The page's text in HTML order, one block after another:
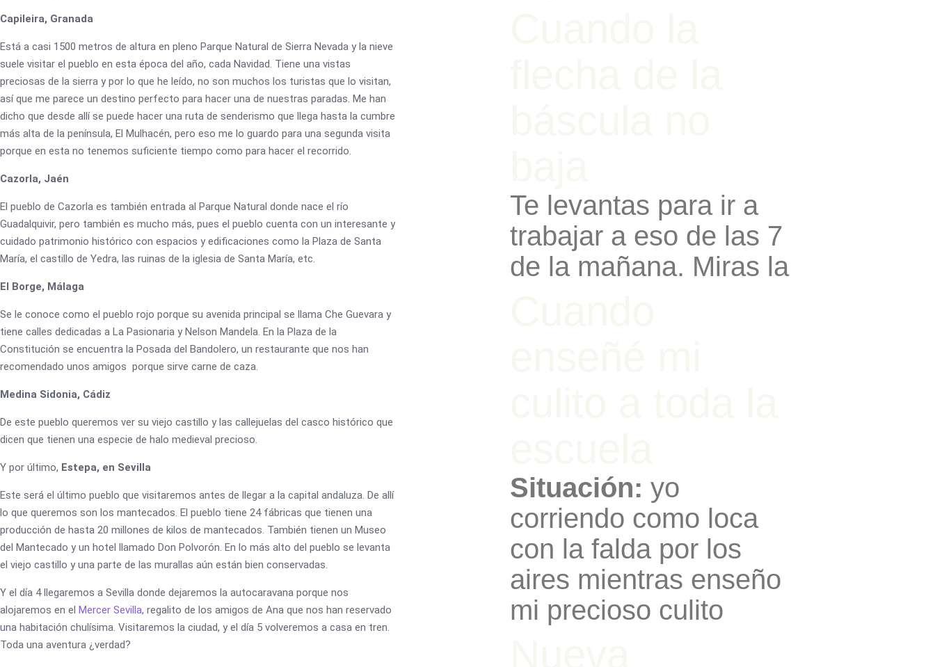
Capileira, Granada
Está a casi 1500 metros de altura en pleno Parque Natural de Sierra Nevada y la nieve
suele visitar el pueblo en esta época del año, cada Navidad. Tiene una vistas
preciosas de la sierra y por lo que he leído, no son muchos los turistas que lo visitan,
así que me parece un destino perfecto para hacer una de nuestras paradas. Me han
dicho que desde allí se puede hacer una ruta de senderismo que llega hasta la cumbre
más alta de la península, El Mulhacén, pero eso me lo guardo para una segunda visita
porque en esta no tenemos suficiente tiempo como para hacer el recorrido.
Cazorla, Jaén
El pueblo de Cazorla es también entrada al Parque Natural donde nace el río
Guadalquivir, pero también es mucho más, pues el pueblo cuenta con un interesante y
cuidado patrimonio histórico con espacios y edificaciones como la Plaza de Santa
María, el castillo de Yedra, las ruinas de la iglesia de Santa María, etc.
El Borge, Málaga
Se le conoce como el pueblo rojo porque su avenida principal se llama Che Guevara y
tiene calles dedicadas a La Pasionaria y Nelson Mandela. En la Plaza de la
Constitución se encuentra la Posada del Bandolero, un restaurante que nos han
recomendado unos amigos porque sirve carne de caza.
Medina Sidonia, Cádiz
De este pueblo queremos ver su viejo castillo y las callejuelas del casco histórico que
dicen que tienen una especie de halo medieval precioso.
Y por último, Estepa, en Sevilla
Este será el último pueblo que visitaremos antes de llegar a la capital andaluza. De allí
lo que queremos son los mantecados. El pueblo tiene 24 fábricas que tienen una
producción de hasta 20 millones de kilos de mantecados. También tienen un Museo
del Mantecado y un hotel llamado Don Polvorón. En lo más alto del pueblo se levanta
el viejo castillo y una parte de las murallas aún están bien conservadas.
Y el día 4 llegaremos a Sevilla donde dejaremos la autocaravana porque nos
alojaremos en el Mercer Sevilla, regalito de los amigos de Ana que nos han reservado
una habitación chulísima. Visitaremos la ciudad, y el día 5 volveremos a casa en tren.
Toda una aventura ¿verdad?
Te levantas para ir a
trabajar a eso de las 7
de la mañana. Miras la
Situación: yo
corriendo como loca
con la falda por los
aires mientras enseño
mi precioso culito